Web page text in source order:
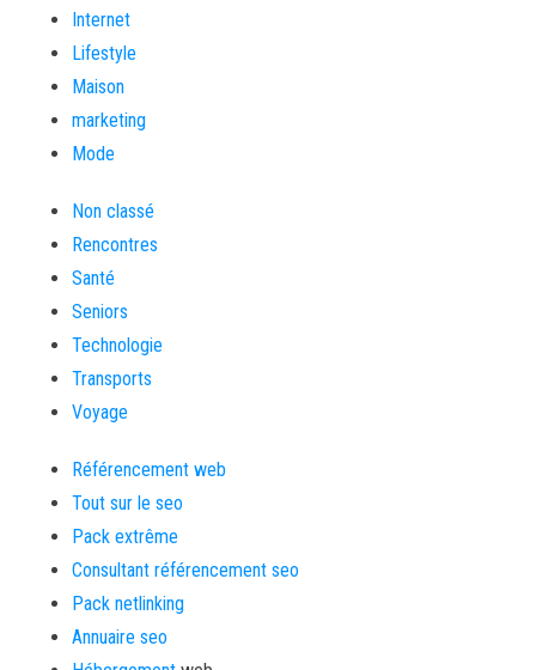
Internet
Lifestyle
Maison
marketing
Mode
Non classé
Rencontres
Santé
Seniors
Technologie
Transports
Voyage
Référencement web
Tout sur le seo
Pack extrême
Consultant référencement seo
Pack netlinking
Annuaire seo